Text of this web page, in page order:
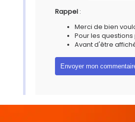
Rappel :
Merci de bien
Pour les
Avant d'être